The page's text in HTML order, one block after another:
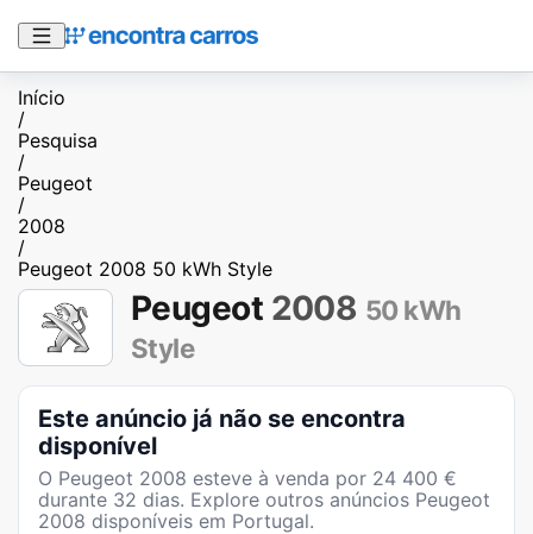
Início
/
Pesquisa
/
Peugeot
/
2008
/
Peugeot 2008 50 kWh Style
Peugeot 2008 50 kWh
Style
Este anúncio já não se encontra
disponível
O Peugeot 2008 esteve à venda por 24 400 €
durante 32 dias. Explore outros anúncios Peugeot
2008 disponíveis em Portugal.